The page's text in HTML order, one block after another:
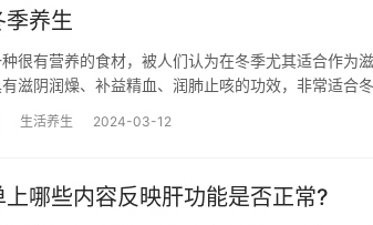
季养生
很有营养的食材，被人们认为在冬季尤其适合作为
滋阴润燥、补益精血、润肺止咳的功效，非常适合
生活养生 2024-03-12
上哪些内容反映肝功能是否正常?